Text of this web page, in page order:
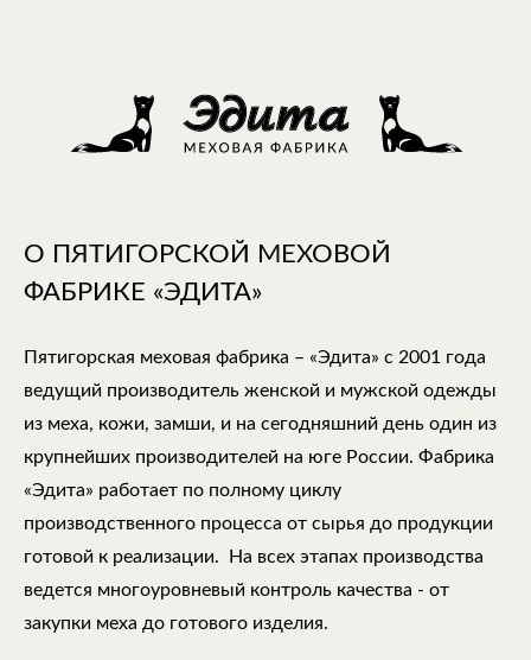
О ПЯТИГОРСКОЙ МЕХОВОЙ
ФАБРИКЕ «ЭДИТА»
Пятигорская меховая фабрика – «Эдита» с 2001 года
ведущий производитель женской и мужской одежды
из меха, кожи, замши, и на сегодняшний день один из
крупнейших производителей на юге России. Фабрика
«Эдита» работает по полному циклу
производственного процесса от сырья до продукции
готовой к реализации. На всех этапах производства
ведется многоуровневый контроль качества - от
закупки меха до готового изделия.